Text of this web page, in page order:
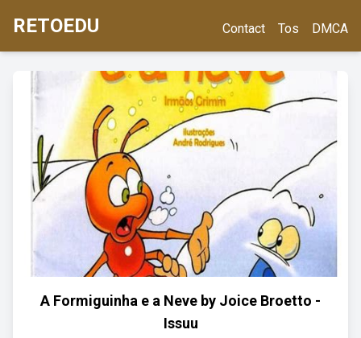
RETOEDU Contact Tos DMCA
A Formiguinha e a Neve by Joice Broetto -
Issuu